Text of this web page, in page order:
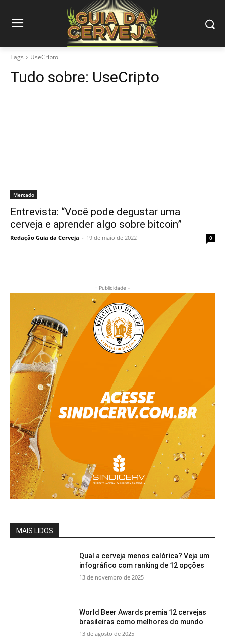
Tags UseCripto
Tudo sobre: UseCripto
Mercado
Entrevista: “Você pode degustar uma
cerveja e aprender algo sobre bitcoin”
Redação Guia da Cerveja - 19 de maio de 2022 0
- Publicidade -
MAIS LIDOS
Qual a cerveja menos calórica? Veja um
infográfico com ranking de 12 opções
13 de novembro de 2025
World Beer Awards premia 12 cervejas
brasileiras como melhores do mundo
13 de agosto de 2025